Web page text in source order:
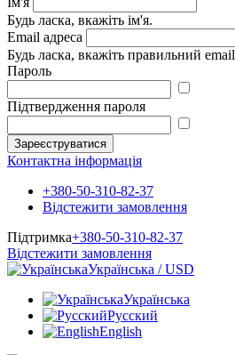
Будь ласка, вкажіть ім'я.
Email адреса
Будь ласка, вкажіть правильний email
Пароль
Підтвердження пароля
Зареєструватися
Контактна інформація
+380-50-310-82-37
Відстежити замовлення
Підтримка+380-50-310-82-37
Відстежити замовлення
Українська / USD
Українська
Русский
English